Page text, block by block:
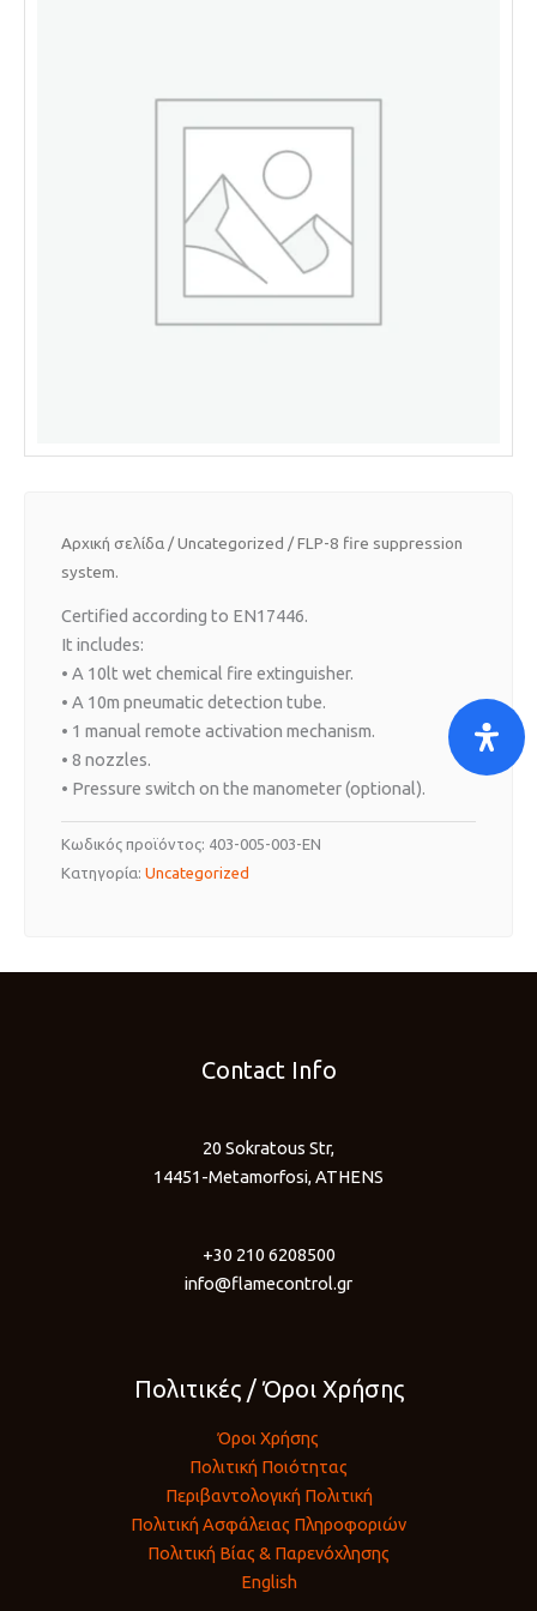
Αρχική σελίδα /Uncategorized / FLP-8 fire suppression
system.
Certified according to EN17446.
It includes:
• A 10lt wet chemical fire extinguisher.
• A 10m pneumatic detection tube.
• 1 manual remote activation mechanism.
• 8 nozzles.
• Pressure switch on the manometer (optional).
Κωδικός προϊόντος: 403-005-003-EN
Κατηγορία: Uncategorized
Contact Info
20 Sokratous Str,
14451-Metamorfosi, ATHENS
+30 210 6208500
info@flamecontrol.gr
Πολιτικές / Όροι Χρήσης
Όροι Χρήσης
Πολιτική Ποιότητας
Περιβαντολογική Πολιτική
Πολιτική Ασφάλειας Πληροφοριών
Πολιτική Βίας & Παρενόχλησης
English